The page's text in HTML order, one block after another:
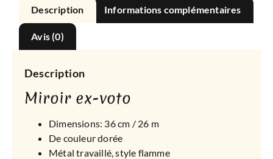
Description Informations complémentaires
Avis (0)
Description
Miroir ex-voto
Dimensions: 36 cm / 26 m
De couleur dorée
Métal travaillé, style flamme